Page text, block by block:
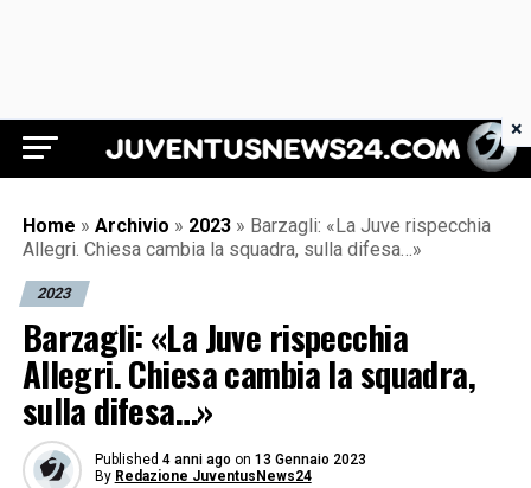
Juventus News 24
Home » Archivio » 2023 » Barzagli: «La Juve rispecchia
Allegri. Chiesa cambia la squadra, sulla difesa…»
2023
Barzagli: «La Juve rispecchia
Allegri. Chiesa cambia la squadra,
sulla difesa…»
Published 4 anni ago on 13 Gennaio 2023
By Redazione JuventusNews24
×